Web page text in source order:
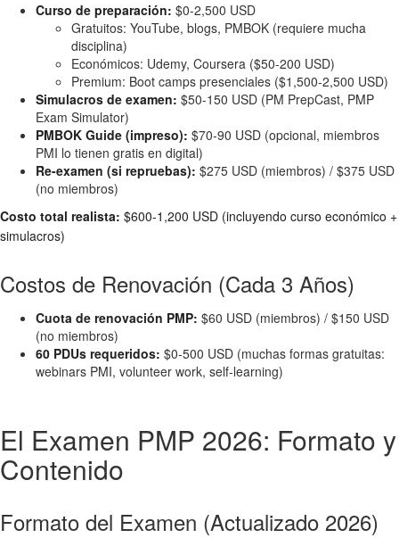
Curso de preparación: $0-2,500 USD
Gratuitos: YouTube, blogs, PMBOK (requiere mucha
disciplina)
Económicos: Udemy, Coursera ($50-200 USD)
Premium: Boot camps presenciales ($1,500-2,500 USD)
Simulacros de examen: $50-150 USD (PM PrepCast, PMP
Exam Simulator)
PMBOK Guide (impreso): $70-90 USD (opcional, miembros
PMI lo tienen gratis en digital)
Re-examen (si repruebas): $275 USD (miembros) / $375 USD
(no miembros)
Costo total realista: $600-1,200 USD (incluyendo curso económico +
simulacros)
Costos de Renovación (Cada 3 Años)
Cuota de renovación PMP: $60 USD (miembros) / $150 USD
(no miembros)
60 PDUs requeridos: $0-500 USD (muchas formas gratuitas:
webinars PMI, volunteer work, self-learning)
El Examen PMP 2026: Formato y
Contenido
Formato del Examen (Actualizado 2026)